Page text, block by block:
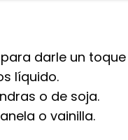
darle un
líquido.
o de soja.
o vainilla.